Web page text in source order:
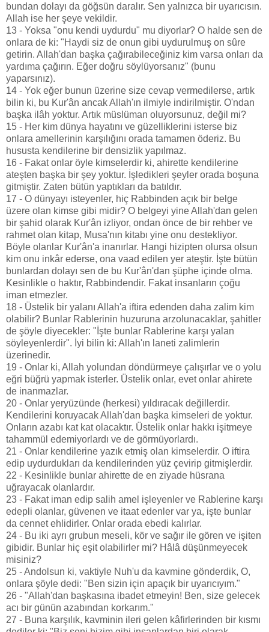
bundan dolayı da göğsün daralır. Sen yalnızca bir uyarıcısın.
Allah ise her şeye vekildir.
13 - Yoksa "onu kendi uydurdu" mu diyorlar? O halde sen de
onlara de ki: "Haydi siz de onun gibi uydurulmuş on sûre
getirin. Allah'dan başka çağırabileceğiniz kim varsa onları da
yardıma çağırın. Eğer doğru söylüyorsanız" (bunu
yaparsınız).
14 - Yok eğer bunun üzerine size cevap vermedilerse, artık
bilin ki, bu Kur'ân ancak Allah'ın ilmiyle indirilmiştir. O'ndan
başka ilâh yoktur. Artık müslüman oluyorsunuz, değil mi?
15 - Her kim dünya hayatını ve güzelliklerini isterse biz
onlara amellerinin karşılığını orada tamamen öderiz. Bu
hususta kendilerine bir densizlik yapılmaz.
16 - Fakat onlar öyle kimselerdir ki, ahirette kendilerine
ateşten başka bir şey yoktur. İşledikleri şeyler orada boşuna
gitmiştir. Zaten bütün yaptıkları da batıldır.
17 - O dünyayı isteyenler, hiç Rabbinden açık bir belge
üzere olan kimse gibi midir? O belgeyi yine Allah'dan gelen
bir şahid olarak Kur'ân izliyor, ondan önce de bir rehber ve
rahmet olan kitap, Musa'nın kitabı yine onu destekliyor.
Böyle olanlar Kur'ân'a inanırlar. Hangi hizipten olursa olsun
kim onu inkâr ederse, ona vaad edilen yer ateştir. İşte bütün
bunlardan dolayı sen de bu Kur'ân'dan şüphe içinde olma.
Kesinlikle o haktır, Rabbindendir. Fakat insanların çoğu
iman etmezler.
18 - Üstelik bir yalanı Allah'a iftira edenden daha zalim kim
olabilir? Bunlar Rablerinin huzuruna arzolunacaklar, şahitler
de şöyle diyecekler: "İşte bunlar Rablerine karşı yalan
söyleyenlerdir". İyi bilin ki: Allah'ın laneti zalimlerin
üzerinedir.
19 - Onlar ki, Allah yolundan döndürmeye çalışırlar ve o yolu
eğri büğrü yapmak isterler. Üstelik onlar, evet onlar ahirete
de inanmazlar.
20 - Onlar yeryüzünde (herkesi) yıldıracak değillerdir.
Kendilerini koruyacak Allah'dan başka kimseleri de yoktur.
Onların azabı kat kat olacaktır. Üstelik onlar hakkı işitmeye
tahammül edemiyorlardı ve de görmüyorlardı.
21 - Onlar kendilerine yazık etmiş olan kimselerdir. O iftira
edip uydurdukları da kendilerinden yüz çevirip gitmişlerdir.
22 - Kesinlikle bunlar ahirette de en ziyade hüsrana
uğrayacak olanlardır.
23 - Fakat iman edip salih amel işleyenler ve Rablerine karşı
edepli olanlar, güvenen ve itaat edenler var ya, işte bunlar
da cennet ehlidirler. Onlar orada ebedi kalırlar.
24 - Bu iki ayrı grubun meseli, kör ve sağır ile gören ve işiten
gibidir. Bunlar hiç eşit olabilirler mi? Hâlâ düşünmeyecek
misiniz?
25 - Andolsun ki, vaktiyle Nuh'u da kavmine gönderdik, O,
onlara şöyle dedi: "Ben sizin için apaçık bir uyarıcıyım."
26 - "Allah'dan başkasına ibadet etmeyin! Ben, size gelecek
acı bir günün azabından korkarım."
27 - Buna karşılık, kavminin ileri gelen kâfirlerinden bir kısmı